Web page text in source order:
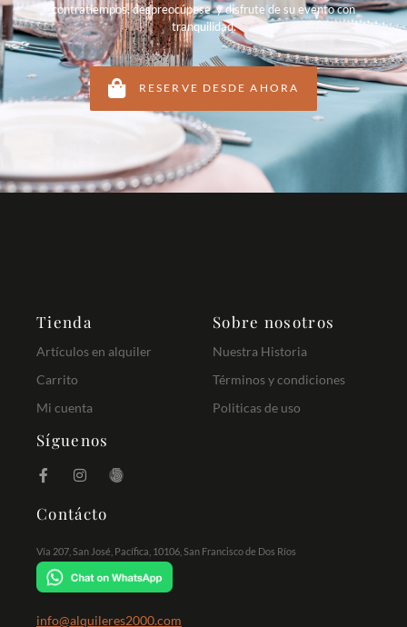
contratiempos, despreocúpese y disfrute de su evento con
tranquilidad.
RESERVE DESDE AHORA
Tienda
Artículos en alquiler
Carrito
Mi cuenta
Sobre nosotros
Nuestra Historia
Términos y condiciones
Politicas de uso
Síguenos
Contácto
Vía 207, San José, Pacífica, 10106, San Francisco de Dos Ríos
info@alquileres2000.com